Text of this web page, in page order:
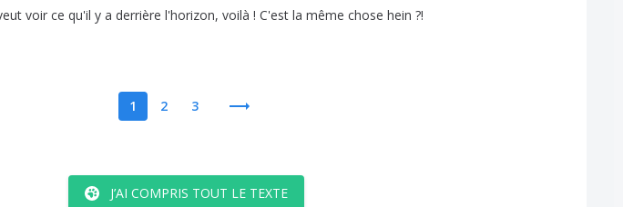
voir ce qu'il y a derrière l'horizon, voilà ! C'est la même chose hein ?!
1 2 3
J’AI COMPRIS TOUT LE TEXTE